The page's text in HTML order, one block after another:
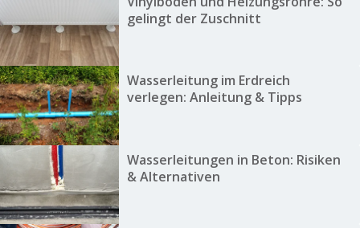
gelingt der Zuschnitt
Wasserleitung im Erdreich
verlegen: Anleitung & Tipps
Wasserleitungen in Beton: Risiken
& Alternativen